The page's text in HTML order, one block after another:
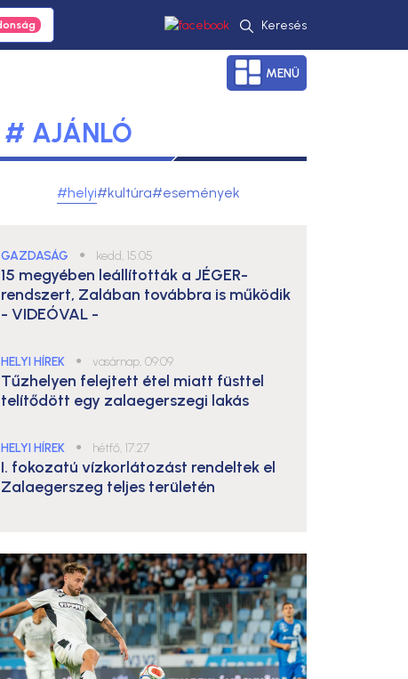
Keresés
MENÜ
# AJÁNLÓ
#helyi#kultúra#események
GAZDASÁG ● kedd, 15:05
15 megyében leállították a JÉGER-
rendszert, Zalában továbbra is működik
- VIDEÓVAL -
HELYI HÍREK ● vasárnap, 09:09
Tűzhelyen felejtett étel miatt füsttel
telítődött egy zalaegerszegi lakás
HELYI HÍREK ● hétfő, 17:27
I. fokozatú vízkorlátozást rendeltek el
Zalaegerszeg teljes területén